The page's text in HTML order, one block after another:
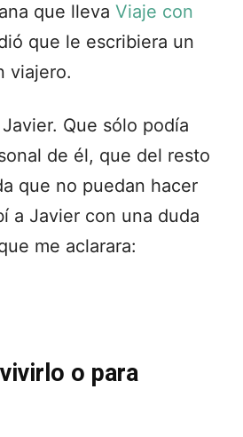
que lleva Viaje con
que le escribiera un
viajero.
Que sólo podía
de él, que del resto
que no puedan hacer
a Javier con una duda
me aclarara:
o para